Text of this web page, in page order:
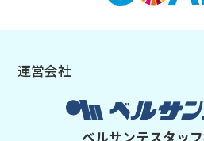
運営会社
ベルサンテスタッ